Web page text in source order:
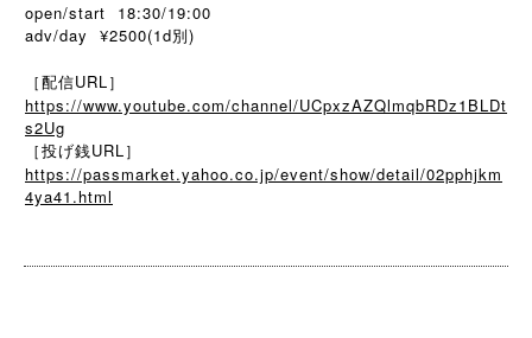
open/start 18:30/19:00
adv/day ¥2500(1d別)
［配信URL］
https://www.youtube.com/channel/UCpxzAZQlmqbRDz1BLDt
s2Ug
［投げ銭URL］
https://passmarket.yahoo.co.jp/event/show/detail/02pphjkm
4ya41.html